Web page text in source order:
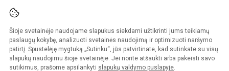
Šioje svetainėje naudojame slapukus siekdami užtikrinti jums teikiamų
paslaugų kokybę, analizuoti svetainės naudojimą ir optimizuoti naršymo
patirtį. Spustelėję mygtuką „Sutinku“, jūs patvirtinate, kad sutinkate su visų
slapukų naudojimu šioje svetainėje. Jei norite atšaukti arba pakeisti savo
sutikimus, prašome apsilankyti slapukų valdymo puslapyje.
© 2022. Rietavo Lauryno Ivinskio gimnazija. Visos teisės saugomos.
Kopijuoti turinį be raštiško gimnazijos sutikimo griežtai draudžiama.
Prieinamumo paraiška Slapukų valdymas